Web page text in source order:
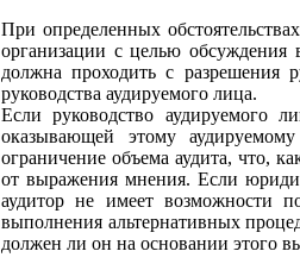
При определенных
организации с целью обсуждения
должна проходить с разрешения
руководства аудируемого лица.
Если руководство аудируемого
оказывающей этому
ограничение объема аудита, что,
от выражения мнения. Если
аудитор не имеет возможности
выполнения альтернативных
должен ли он на основании этого